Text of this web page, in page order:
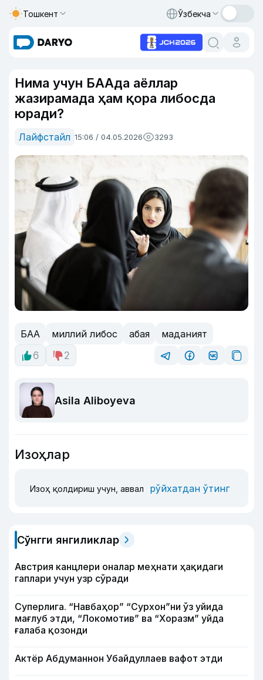
Тошкент Ўзбекча
Нима учун БААда аёллар
жазирамада ҳам қора либосда
юради?
Лайфстайл 15:06 / 04.05.2026 3293
БАА миллий либос абая
маданият
6
2
Asila Aliboyeva
Изоҳлар
Изоҳ қолдириш учун, аввал рўйхатдан ўтинг
Сўнгги янгиликлар
Австрия канцлери оналар меҳнати ҳақидаги
гаплари учун узр сўради
Суперлига. “Навбаҳор” “Сурхон”ни ўз уйида
мағлуб этди, “Локомотив” ва “Хоразм” уйда
ғалаба қозонди
Актёр Абду­маннон Убайдуллаев вафот этди